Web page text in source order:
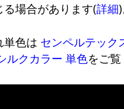
る場合があります(詳細)
単色は センペルテック
ルクカラー 単色をご覧